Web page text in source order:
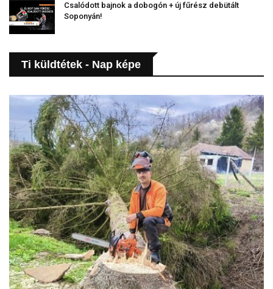
Csalódott bajnok a dobogón + új fűrész debütált
Soponyán!
Ti küldtétek - Nap képe